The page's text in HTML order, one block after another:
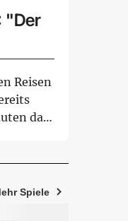
"Der
Reisen
da
Spiele